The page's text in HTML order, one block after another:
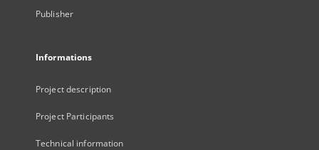
Publisher
Informations
Project description
Project Participants
Technical information